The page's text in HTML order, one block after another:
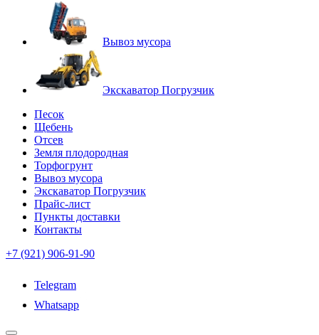
Вывоз мусора
Экскаватор Погрузчик
Песок
Щебень
Отсев
Земля плодородная
Торфогрунт
Вывоз мусора
Экскаватор Погрузчик
Прайс-лист
Пункты доставки
Контакты
+7 (921) 906-91-90
Telegram
Whatsapp